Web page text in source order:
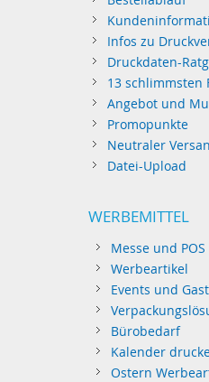
Infos zu
Druckdaten-
13 schlimmsten
Angebot und
Promopunkte
Neutraler
Datei-Upload
WERBEMITTEL
Messe und POS
Werbeartikel
Events und
Bürobedarf
Kalender
Ostern